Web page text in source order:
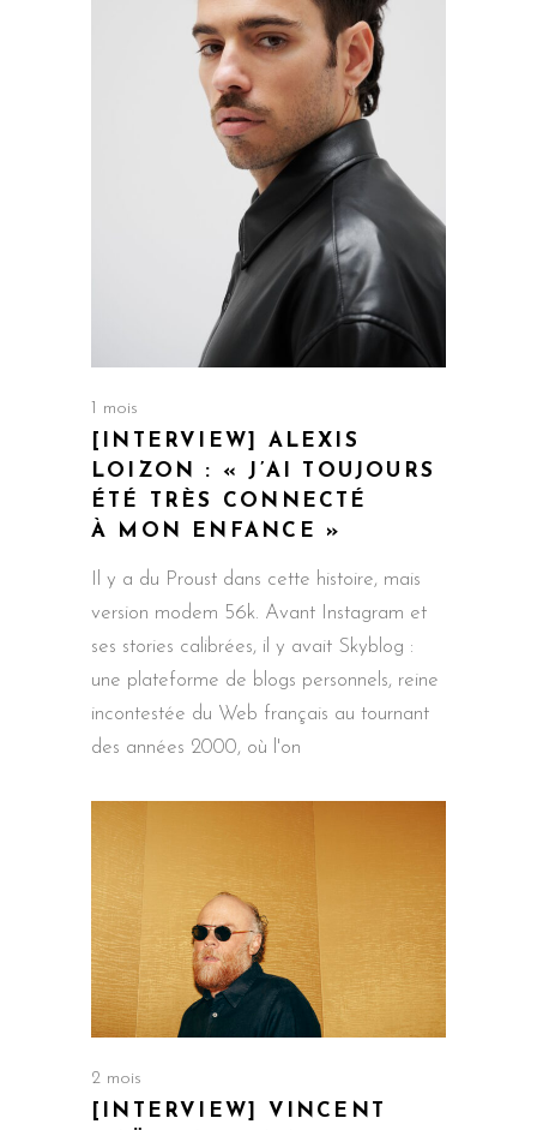
1 mois
[INTERVIEW] ALEXIS
LOIZON : « J’AI TOUJOURS
ÉTÉ TRÈS CONNECTÉ
À MON ENFANCE »
Il y a du Proust dans cette histoire, mais
version modem 56k. Avant Instagram et
ses stories calibrées, il y avait Skyblog :
une plateforme de blogs personnels, reine
incontestée du Web français au tournant
des années 2000, où l'on
2 mois
[INTERVIEW] VINCENT